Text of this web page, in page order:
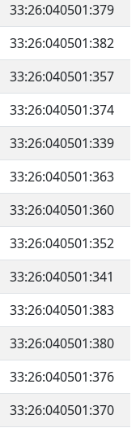
33:26:040501:379
33:26:040501:382
33:26:040501:357
33:26:040501:374
33:26:040501:339
33:26:040501:363
33:26:040501:360
33:26:040501:352
33:26:040501:341
33:26:040501:383
33:26:040501:380
33:26:040501:376
33:26:040501:370